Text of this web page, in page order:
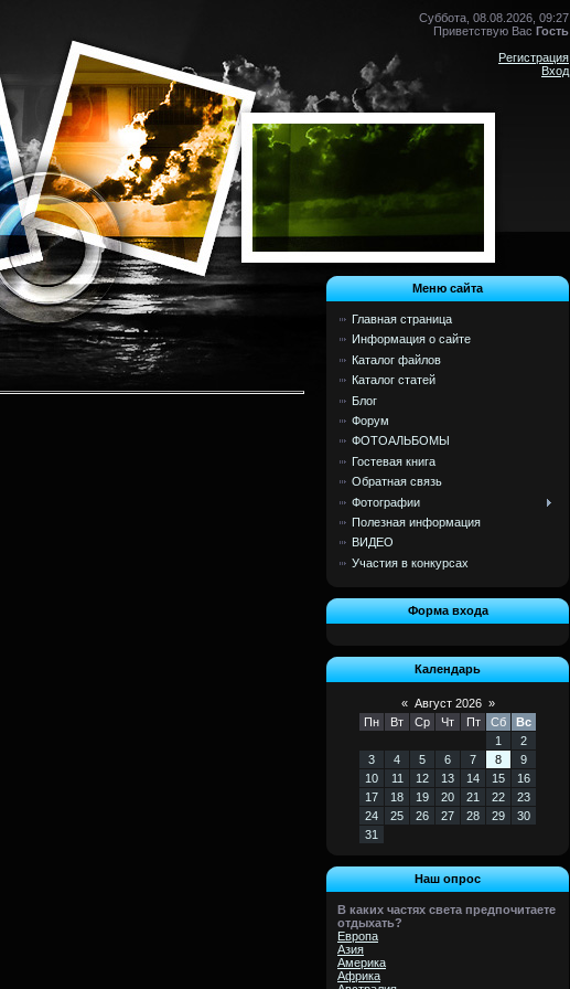
Суббота, 08.08.2026, 09:27
Приветствую Вас Гость
Регистрация
Вход
Меню сайта
Главная страница
Информация о сайте
Каталог файлов
Каталог статей
Блог
Форум
ФОТОАЛЬБОМЫ
Гостевая книга
Обратная связь
Фотографии
Полезная информация
ВИДЕО
Участия в конкурсах
Форма входа
Календарь
« Август 2026 »
Пн
Вт Ср Чт Пт Сб
Вс
1
2
3
4 5 6 7 8
9
10
11 12 13 14 15
16
17
18 19 20 21 22
23
24
25 26 27 28 29
30
31
Наш опрос
В каких частях света предпочитаете
отдыхать?
Европа
Азия
Америка
Африка